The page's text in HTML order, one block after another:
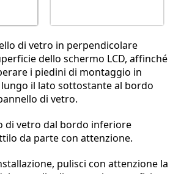
di vetro in perpendicolare
dello schermo LCD, affinché
i piedini di montaggio in
il lato sottostante al bordo
di vetro.
di vetro dal bordo inferiore
da parte con attenzione.
pulisci con attenzione la